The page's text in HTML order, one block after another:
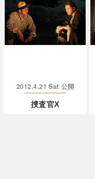
2012.4.21 Sat 公開
捜査官X